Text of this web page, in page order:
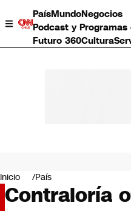
PaísMundoNegocios
Podcast y
Futuro 360Cultura
Negocios
Deportes
Programas completos
Inicio País
Contraloría